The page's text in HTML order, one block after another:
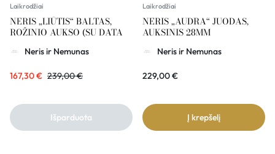
Laikrodžiai
NERIS „LIŪTIS“ BALTAS,
ROŽINIO AUKSO (SU DATA
Neris ir Nemunas
167,30€ 239,00€
Išparduota
Laikrodžiai
NERIS „AUDRA“ JUODAS,
AUKSINIS 28MM
Neris ir Nemunas
229,00€
Į krepšelį